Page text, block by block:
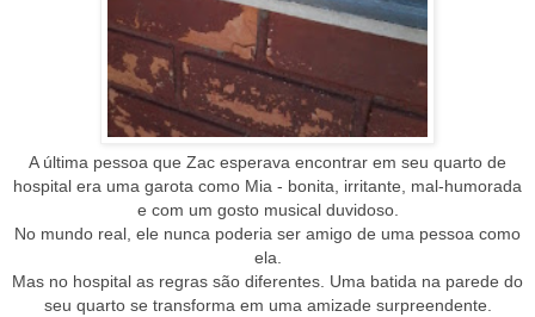
A última pessoa que Zac esperava encontrar em seu quarto de
hospital era uma garota como Mia - bonita, irritante, mal-humorada
e com um gosto musical duvidoso.
No mundo real, ele nunca poderia ser amigo de uma pessoa como
ela.
Mas no hospital as regras são diferentes. Uma batida na parede do
seu quarto se transforma em uma amizade surpreendente.